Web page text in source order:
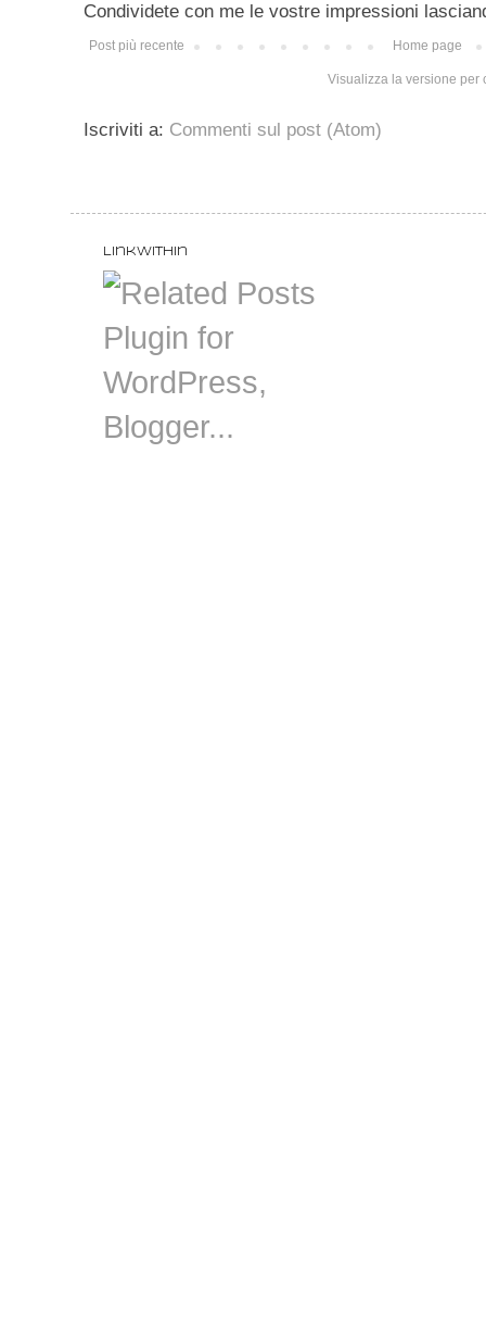
Condividete con me le vostre impressioni
Post più recente Home page
Visualizza la versione per
Iscriviti a: Commenti sul post (Atom)
LinkWithin